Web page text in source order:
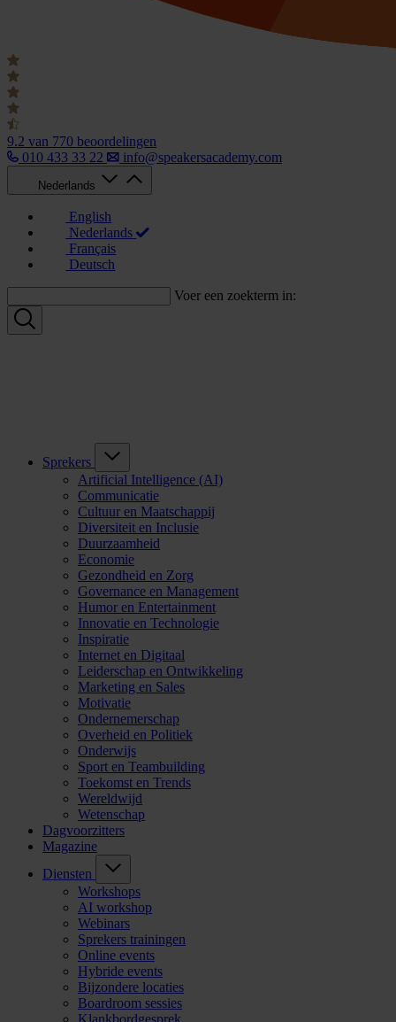
9.2 van 770 beoordelingen
010 433 33 22
info@speakersacademy.com
Nederlands
English
Nederlands
Français
Deutsch
Voer een zoekterm in:
Sprekers
Artificial Intelligence (AI)
Communicatie
Cultuur en Maatschappij
Diversiteit en Inclusie
Duurzaamheid
Economie
Gezondheid en Zorg
Governance en Management
Humor en Entertainment
Innovatie en Technologie
Inspiratie
Internet en Digitaal
Leiderschap en Ontwikkeling
Marketing en Sales
Motivatie
Ondernemerschap
Overheid en Politiek
Onderwijs
Sport en Teambuilding
Toekomst en Trends
Wereldwijd
Wetenschap
Dagvoorzitters
Magazine
Diensten
Workshops
AI workshop
Webinars
Sprekers trainingen
Online events
Hybride events
Bijzondere locaties
Boardroom sessies
Klankbordgesprek